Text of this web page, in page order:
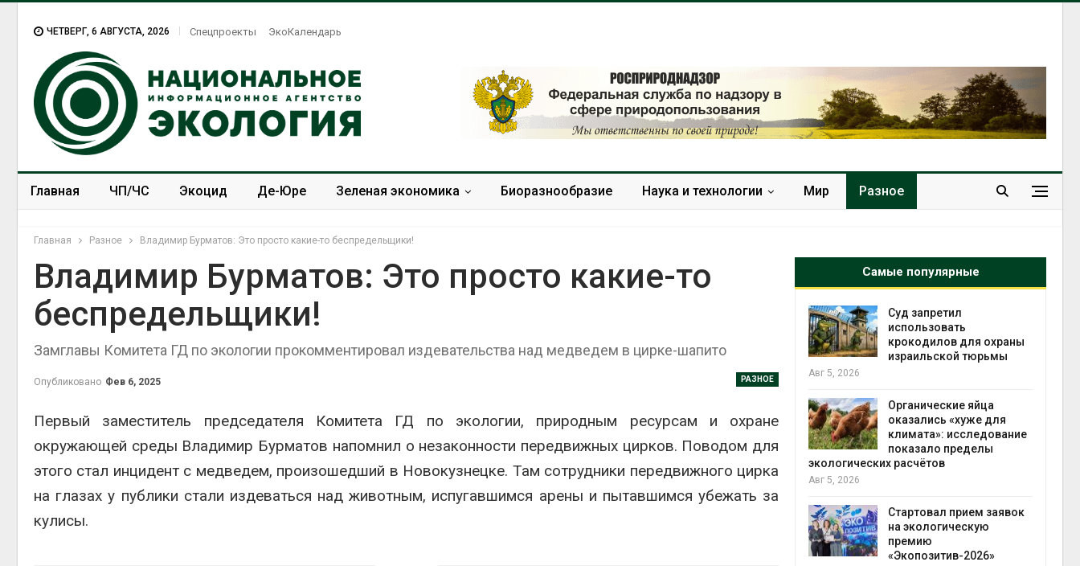
ЧЕТВЕРГ, 6 АВГУСТА, 2026 Спецпроекты ЭкоКалендарь
Главная ЧП/ЧС Экоцид Де-Юре Зеленая экономика Биоразнообразие Наука и технологии Мир Разное
Главная Разное Владимир Бурматов: Это просто какие-то беспредельщики!
Владимир Бурматов: Это просто какие-то
беспредельщики!
Замглавы Комитета ГД по экологии прокомментировал издевательства над медведем в цирке-шапито
РАЗНОЕ
Опубликовано Фев 6, 2025
Первый заместитель председателя Комитета ГД по экологии, природным ресурсам и охране
окружающей среды Владимир Бурматов напомнил о незаконности передвижных цирков. Поводом для
этого стал инцидент с медведем, произошедший в Новокузнецке. Там сотрудники передвижного цирка
на глазах у публики стали издеваться над животным, испугавшимся арены и пытавшимся убежать за
кулисы.
Самые популярные
глубоководных
В Пермском крае
о хищении средств на
утилизации строительных
отходов
Авг 5, 2026
паводка
ликвидируют
химикатов после пожара
Авг 6, 2026
Суд запретил
использовать
крокодилов для охраны
израильской тюрьмы
Авг 5, 2026
Органические яйца
оказались «хуже для
климата»: исследование
показало пределы
экологических расчётов
Авг 5, 2026
Стартовал прием заявок
на экологическую
премию
«Экопозитив-2026»